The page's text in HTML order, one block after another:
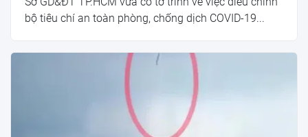
bộ tiêu chí an toàn phòng, chống dịch COVID-19...